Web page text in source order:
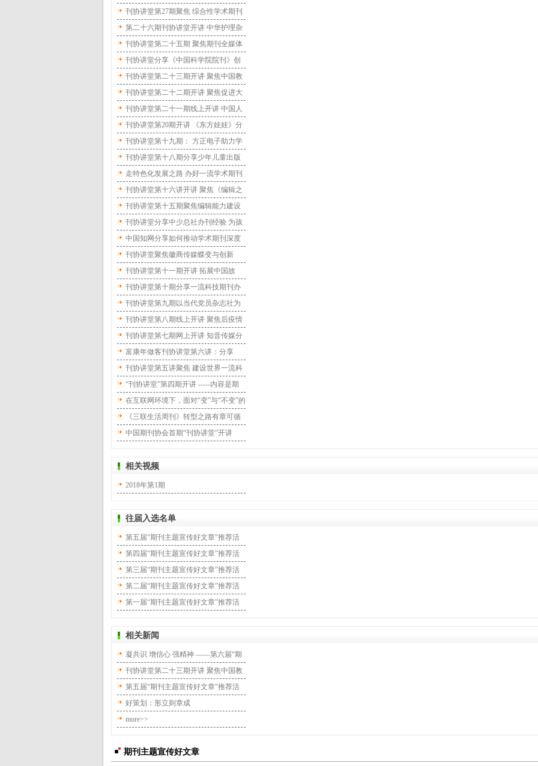
传推出精品文章
刊协讲堂第27期聚焦 综合性学术期刊
如何促进理论探索
第二十六期刊协讲堂开讲 中华护理杂
志社分享办刊经验
刊协讲堂第二十五期 聚焦期刊全媒体
转型
刊协讲堂分享《中国科学院院刊》创
新实践 打造国家科技高端智库传播平
台
刊协讲堂第二十三期开讲 聚焦中国教
育报刊社深度融合与转型
刊协讲堂第二十二期开讲 聚焦促进大
学期刊高质量发展
刊协讲堂第二十一期线上开讲 中国人
民大学书报资料中心分享办刊特色
刊协讲堂第20期开讲 《东方娃娃》分
享少儿期刊品牌化办刊经验
刊协讲堂第十九期： 方正电子助力学
术期刊数字化转型
刊协讲堂第十八期分享少年儿童出版
社办刊模式 优化出版资源配置促进书
刊协同发展
走特色化发展之路 办好一流学术期刊
刊协讲堂第十六讲开讲 聚焦《编辑之
友》杂志强刊之路
刊协讲堂第十五期聚焦编辑能力建设
刊协讲堂分享中少总社办刊经验 为孩
子办放心刊良心刊
中国知网分享如何推动学术期刊深度
传播
刊协讲堂聚焦徽商传媒蝶变与创新
刊协讲堂第十一期开讲 拓展中国故
事“朋友圈”
刊协讲堂第十期分享一流科技期刊办
刊经验
刊协讲堂第九期以当代党员杂志社为
例，探索党刊新媒体时代转型与发展
—— 坚持“品战略” 深化“大经营”
刊协讲堂第八期线上开讲 聚焦后疫情
时代学术期刊数字化转型
刊协讲堂第七期网上开讲 知音传媒分
享改革探索与转型实践
富康年做客刊协讲堂第六讲：分享
《读者》畅销38年秘籍
刊协讲堂第五讲聚焦 建设世界一流科
技期刊
“刊协讲堂”第四期开讲 -----内容是期
刊生命力的最大王牌
在互联网环境下，面对“变”与“不变”的
辩证关系—— 学术期刊如何助力“双一
流”建设
《三联生活周刊》转型之路有章可循
——知识服务平台不是传统内容的简
中国期刊协会首期“刊协讲堂”开讲
相关视频
2018年第1期
往届入选名单
第五届“期刊主题宣传好文章”推荐活
动入选文章及期刊
第四届“期刊主题宣传好文章”推荐活
动入选文章及期刊
第三届“期刊主题宣传好文章”推荐活
动入选文章及期刊
第二届“期刊主题宣传好文章”推荐活
动入选文章及期刊
第一届“期刊主题宣传好文章”推荐活
相关新闻
凝共识 增信心 强精神 ——第六届“期
刊主题宣传好文章”公布
刊协讲堂第二十三期开讲 聚焦中国教
育报刊社深度融合与转型
第五届“期刊主题宣传好文章”推荐活
动结果揭晓 观时代 跨山海 写人民
好策划：形立则章成
more>>
期刊主题宣传好文章